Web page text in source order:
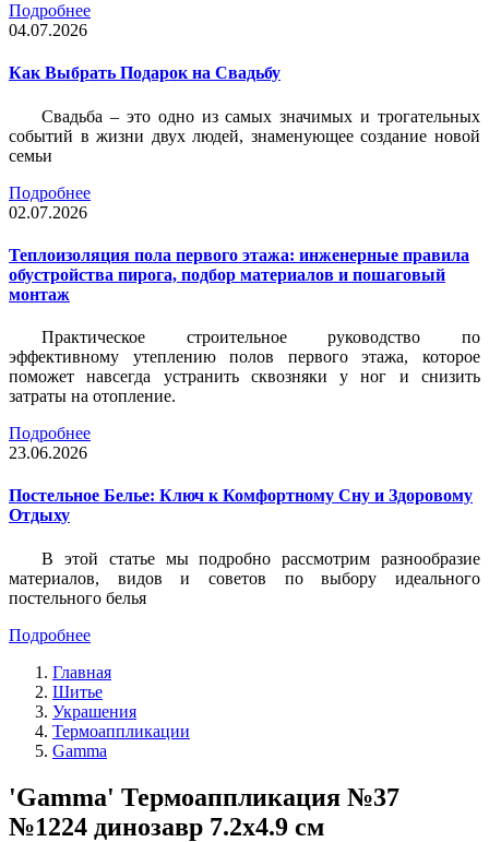
Подробнее
04.07.2026
Как Выбрать Подарок на Свадьбу
Свадьба – это одно из самых значимых и трогательных
событий в жизни двух людей, знаменующее создание новой
семьи
Подробнее
02.07.2026
Теплоизоляция пола первого этажа: инженерные правила
обустройства пирога, подбор материалов и пошаговый
монтаж
Практическое строительное руководство по
эффективному утеплению полов первого этажа, которое
поможет навсегда устранить сквозняки у ног и снизить
затраты на отопление.
Подробнее
23.06.2026
Постельное Белье: Ключ к Комфортному Сну и Здоровому
Отдыху
В этой статье мы подробно рассмотрим разнообразие
материалов, видов и советов по выбору идеального
постельного белья
Подробнее
Главная
Шитье
Украшения
Термоаппликации
Gamma
'Gamma' Термоаппликация №37
№1224 динозавр 7.2х4.9 см